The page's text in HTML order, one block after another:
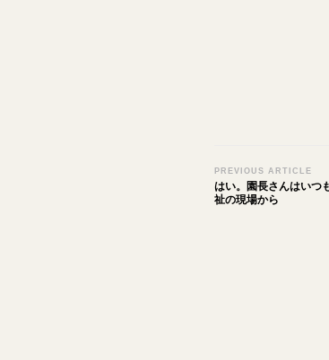
Post
Navigation
PREVIOUS ARTICLE
はい。園長さんはいつ
祉の現場から